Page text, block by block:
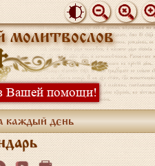
молитвослов
Вашей помощи!
каждый день